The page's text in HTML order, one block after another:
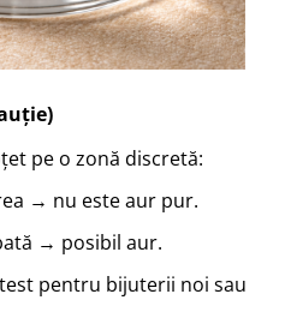
pe o zonă discretă:
→ nu este aur pur.
→ posibil aur.
pentru bijuterii noi sau